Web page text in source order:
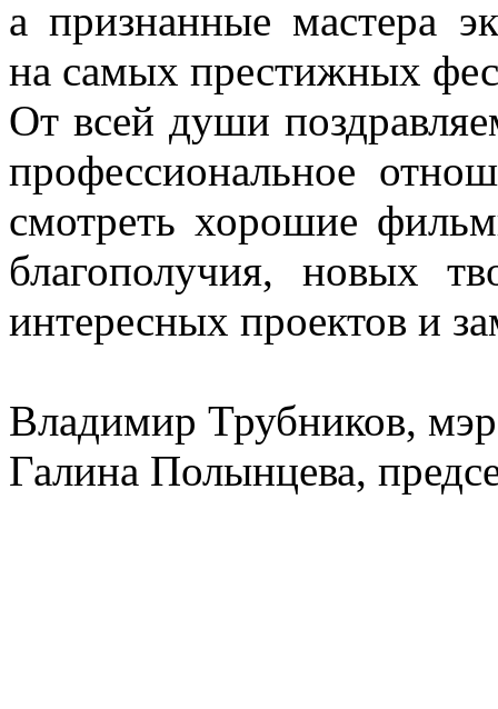
а признанные мастера
на самых престижных
От всей души
профессиональное
смотреть хорошие
благополучия, новых
интересных проектов и
Владимир Трубников,
Галина Полынцева,